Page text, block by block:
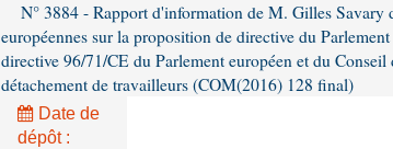
N° 3884 - Rapport d'information de M. Gilles Savary
européennes sur la proposition de directive du
directive 96/71/CE du Parlement européen et du
détachement de travailleurs (COM(2016) 128 final)
Date de
dépôt :